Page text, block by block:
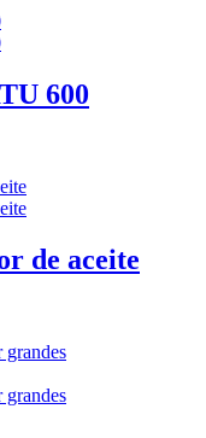
600
de aceite